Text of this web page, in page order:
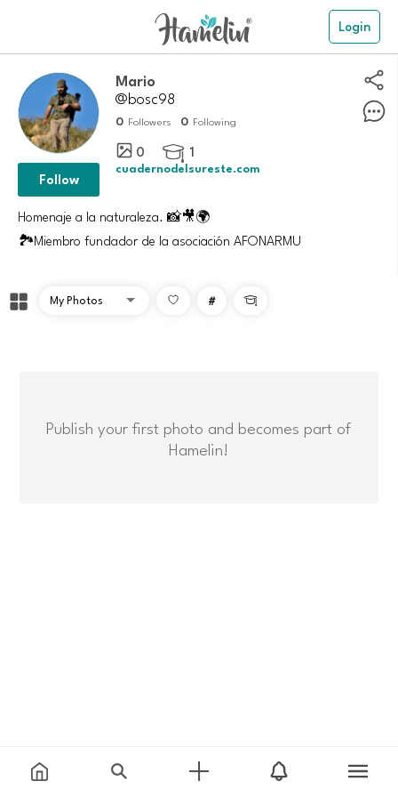
Login
Mario
@bosc98
0 Followers 0 Following
0  1
cuadernodelsureste.com
Follow
Homenaje a la naturaleza. 📸🎥🌍
🏞️Miembro fundador de la asociación AFONARMU
# 
Publish your first photo and becomes part of
Hamelin!